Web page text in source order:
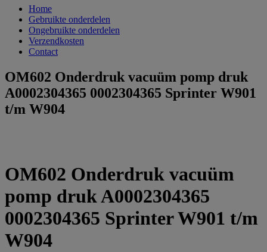
Home
Gebruikte onderdelen
Ongebruikte onderdelen
Verzendkosten
Contact
OM602 Onderdruk vacuüm pomp druk
A0002304365 0002304365 Sprinter W901
t/m W904
OM602 Onderdruk vacuüm
pomp druk A0002304365
0002304365 Sprinter W901 t/m
W904